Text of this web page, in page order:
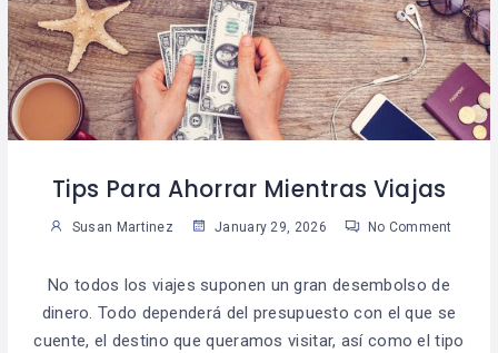
Tips Para Ahorrar Mientras Viajas
Susan Martinez January 29, 2026 No Comment
No todos los viajes suponen un gran desembolso de
dinero. Todo dependerá del presupuesto con el que se
cuente, el destino que queramos visitar, así como el tipo